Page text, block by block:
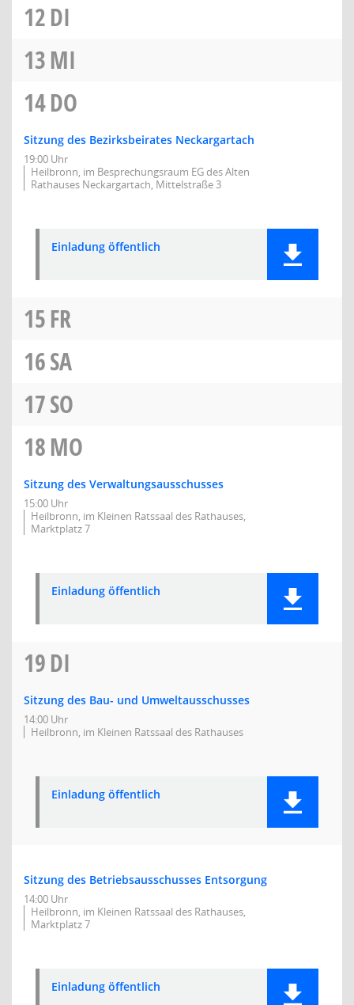
12DI
13MI
14DO
Sitzung des Bezirksbeirates Neckargartach
19:00 Uhr
Heilbronn, im Besprechungsraum EG des Alten
Rathauses Neckargartach, Mittelstraße 3
Einladung öffentlich
15FR
16SA
17SO
18MO
Sitzung des Verwaltungsausschusses
15:00 Uhr
Heilbronn, im Kleinen Ratssaal des Rathauses,
Marktplatz 7
Einladung öffentlich
19DI
Sitzung des Bau- und Umweltausschusses
14:00 Uhr
Heilbronn, im Kleinen Ratssaal des Rathauses
Einladung öffentlich
Sitzung des Betriebsausschusses Entsorgung
14:00 Uhr
Heilbronn, im Kleinen Ratssaal des Rathauses,
Marktplatz 7
Einladung öffentlich